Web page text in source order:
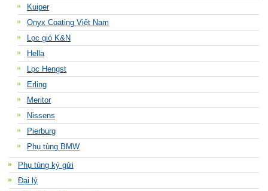
Kuiper
Onyx Coating Việt Nam
Lọc gió K&N
Hella
Lọc Hengst
Erling
Meritor
Nissens
Pierburg
Phụ tùng BMW
Phụ tùng ký gửi
Đại lý